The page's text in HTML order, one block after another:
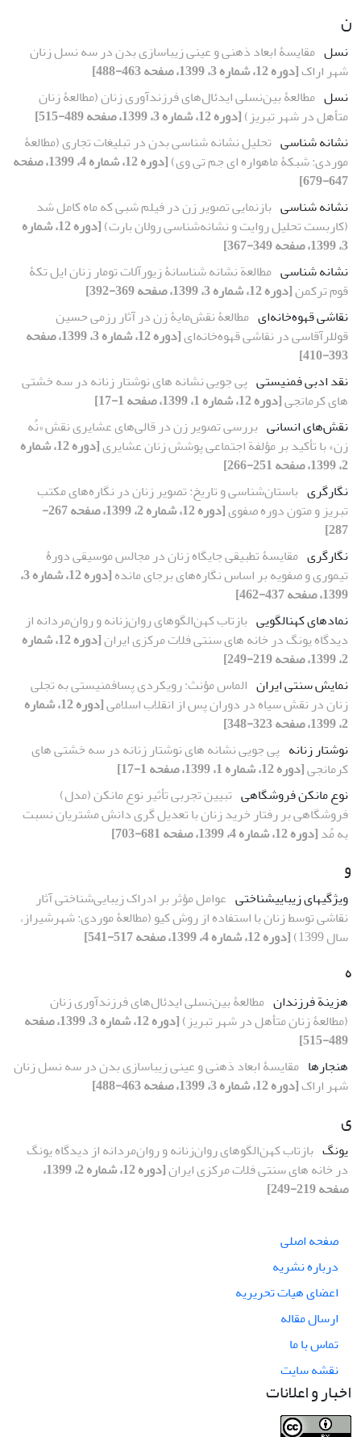
ن
نسل مقایسۀ ابعاد ذهنی و عینی زیباسازی بدن در سه نسل زنان
شهر اراک[دوره 12، شماره 3، 1399، صفحه 463-488]
نسل مطالعۀ بین‌نسلی ایدئال‌های فرزندآوری زنان (مطالعۀ زنان
متأهل در شهر تبریز)[دوره 12، شماره 3، 1399، صفحه 489-515]
نشانه‏ شناسی تحلیل نشانه شناسی بدن در تبلیغات تجاری (مطالعۀ
موردی: شبکۀ ماهواره ای جم تی وی)
[دوره 12، شماره 4، 1399، صفحه
647-679]
نشانه شناسی بازنمایی تصویر زن در فیلم شبی که ماه کامل شد
(کاربست تحلیل روایت و نشانه‌شناسی رولان بارت)
[دوره 12، شماره
3، 1399، صفحه 349-367]
نشانه شناسی مطالعة نشانه‏ شناسانۀ زیورآلات تومار زنان ایل تکۀ
قوم ترکمن[دوره 12، شماره 3، 1399، صفحه 369-392]
نقاشی قهوه‌خانه‌ای مطالعۀ نقش‌مایۀ زن در آثار رزمی حسین
قوللرآقاسی در نقاشی قهوه‌خانه‌ای
[دوره 12، شماره 3، 1399، صفحه
393-410]
نقد ادبی فمنیستی پی‏ جویی نشانه ‏های نوشتار زنانه در سه‏ خشتی‏
های کرمانجی[دوره 12، شماره 1، 1399، صفحه 1-17]
نقش‌های انسانی بررسی تصویر زن در قالی‌های عشایری نقش «نُه‌
زن» با تأکید بر مؤلفة اجتماعی پوشش زنان عشایری
[دوره 12، شماره
2، 1399، صفحه 251-266]
نگارگری باستان‌شناسی و تاریخ: تصویر زنان در نگاره‌های مکتب
تبریز و متون دوره صفوی
[دوره 12، شماره 2، 1399، صفحه 267-
287]
نگارگری مقایسۀ تطبیقی جایگاه زنان در مجالس موسیقی دورۀ
تیموری و صفویه بر اساس نگاره‌های برجای مانده
[دوره 12، شماره 3،
1399، صفحه 437-462]
نمادهای کهن‏الگویی بازتاب کهن‌الگوهای روان‌زنانه و روان‌مردانه از
دیدگاه یونگ در خانه های سنتی فلات مرکزی ایران
[دوره 12، شماره
2، 1399، صفحه 219-249]
نمایش سنتی ایران الماس مؤنث: رویکردی پسافمنیستی به تجلی
زنان در نقش سیاه در دوران پس از انقلاب اسلامی
[دوره 12، شماره
2، 1399، صفحه 323-348]
نوشتار زنانه پی‏ جویی نشانه ‏های نوشتار زنانه در سه‏ خشتی‏ های
کرمانجی[دوره 12، شماره 1، 1399، صفحه 1-17]
نوع مانکن فروشگاهی تبیین تجربی تأثیر نوع مانکن (مدل)
فروشگاهی بر رفتار خرید زنان با تعدیل‏ گری دانش مشتریان نسبت
به مُد[دوره 12، شماره 4، 1399، صفحه 681-703]
و
ویژگی‏‏های زیبایی‏‏شناختی عوامل مؤثر بر ادراک زیبایی‌‌شناختی آثار
نقاشی توسط زنان با استفاده از روش کیو (مطالعۀ موردی: شهرشیراز،
سال 1399)
[دوره 12، شماره 4، 1399، صفحه 517-541]
ه
هزینة فرزندان مطالعۀ بین‌نسلی ایدئال‌های فرزندآوری زنان
(مطالعۀ زنان متأهل در شهر تبریز)
[دوره 12، شماره 3، 1399، صفحه
489-515]
هنجارها مقایسۀ ابعاد ذهنی و عینی زیباسازی بدن در سه نسل زنان
شهر اراک[دوره 12، شماره 3، 1399، صفحه 463-488]
ی
یونگ بازتاب کهن‌الگوهای روان‌زنانه و روان‌مردانه از دیدگاه یونگ
در خانه های سنتی فلات مرکزی ایران
[دوره 12، شماره 2، 1399،
صفحه 219-249]
صفحه اصلی
درباره نشریه
اعضای هیات تحریریه
ارسال مقاله
تماس با ما
نقشه سایت
اخبار و اعلانات